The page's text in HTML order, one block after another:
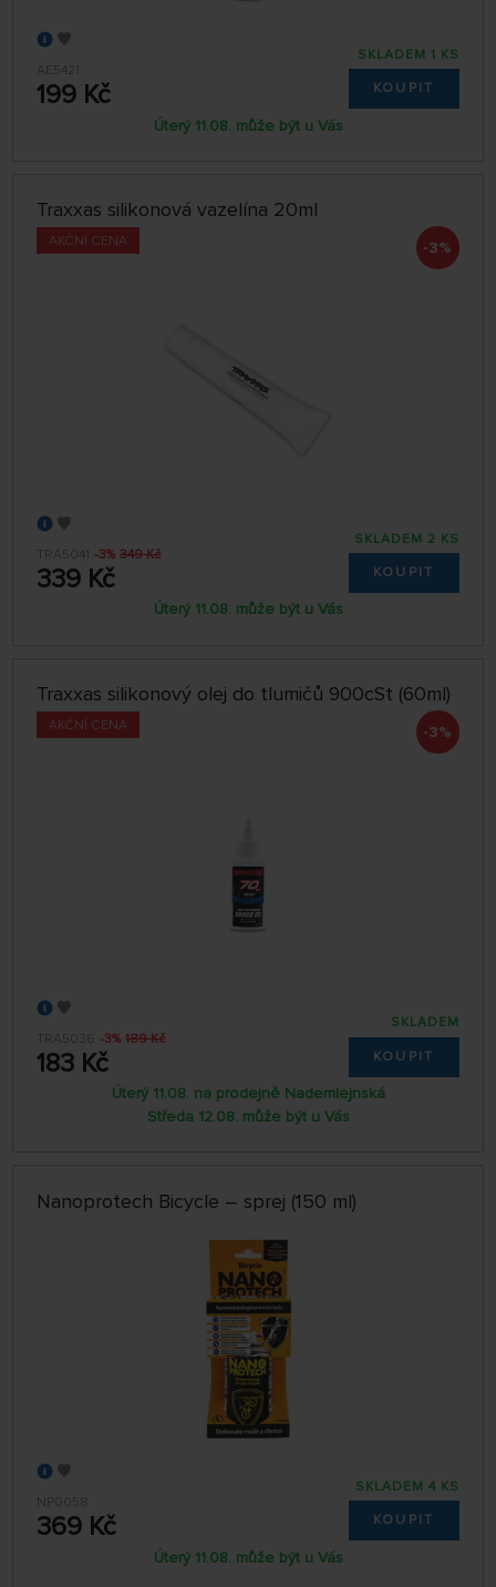
AE5421
199 Kč
SKLADEM 1 KS
KOUPIT
Úterý 11.08. může být u Vás
Traxxas silikonová vazelína 20ml
AKČNÍ CENA -3%
TRA5041 -3% 349 Kč
339 Kč
SKLADEM 2 KS
KOUPIT
Úterý 11.08. může být u Vás
Traxxas silikonový olej do tlumičů 900cSt (60ml)
AKČNÍ CENA -3%
TRA5036 -3% 189 Kč
183 Kč
SKLADEM
KOUPIT
Úterý 11.08. na prodejně Nademlejnská
Středa 12.08. může být u Vás
Nanoprotech Bicycle – sprej (150 ml)
NP0058
369 Kč
SKLADEM 4 KS
KOUPIT
Úterý 11.08. může být u Vás